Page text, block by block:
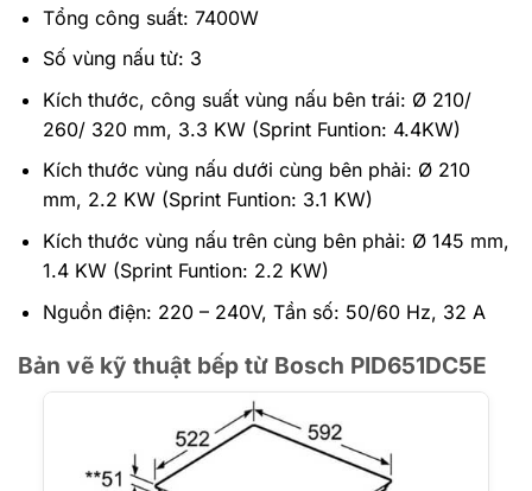
Tổng công suất: 7400W
Số vùng nấu từ: 3
Kích thước, công suất vùng nấu bên trái: Ø 210/
260/ 320 mm, 3.3 KW (Sprint Funtion: 4.4KW)
Kích thước vùng nấu dưới cùng bên phải: Ø 210
mm, 2.2 KW (Sprint Funtion: 3.1 KW)
Kích thước vùng nấu trên cùng bên phải: Ø 145 mm,
1.4 KW (Sprint Funtion: 2.2 KW)
Nguồn điện: 220 – 240V, Tần số: 50/60 Hz, 32 A
Bản vẽ kỹ thuật bếp từ Bosch PID651DC5E